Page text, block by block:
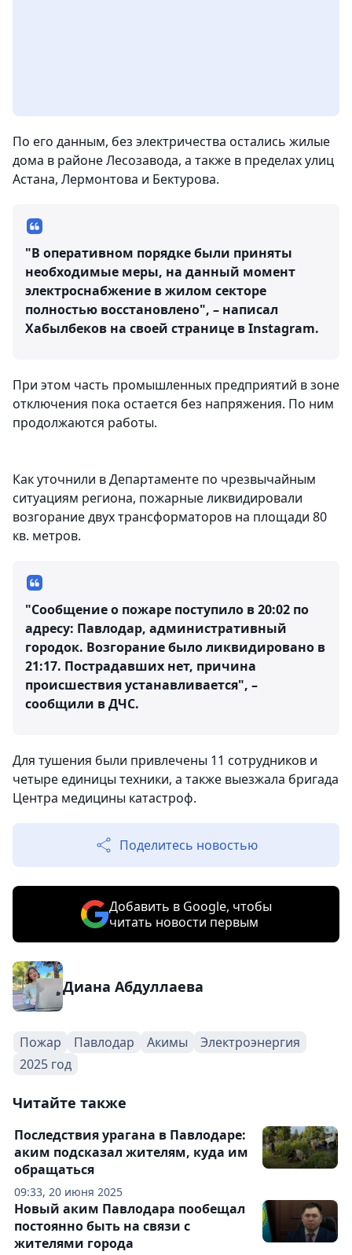
По его данным, без электричества остались жилые
дома в районе Лесозавода, а также в пределах улиц
Астана, Лермонтова и Бектурова.
"В оперативном порядке были приняты
необходимые меры, на данный момент
электроснабжение в жилом секторе
полностью восстановлено", – написал
Хабылбеков на своей странице в Instagram.
При этом часть промышленных предприятий в зоне
отключения пока остается без напряжения. По ним
продолжаются работы.
Как уточнили в Департаменте по чрезвычайным
ситуациям региона, пожарные ликвидировали
возгорание двух трансформаторов на площади 80
кв. метров.
"Сообщение о пожаре поступило в 20:02 по
адресу: Павлодар, административный
городок. Возгорание было ликвидировано в
21:17. Пострадавших нет, причина
происшествия устанавливается", –
сообщили в ДЧС.
Для тушения были привлечены 11 сотрудников и
четыре единицы техники, а также выезжала бригада
Центра медицины катастроф.
Поделитесь новостью
Добавить в Google, чтобы
читать новости первым
Диана Абдуллаева
Пожар Павлодар Акимы
Электроэнергия
2025 год
Читайте также
09:33, 20 июня 2025
Последствия урагана в Павлодаре:
аким подсказал жителям, куда им
обращаться
Новый аким Павлодара пообещал
постоянно быть на связи с
жителями города